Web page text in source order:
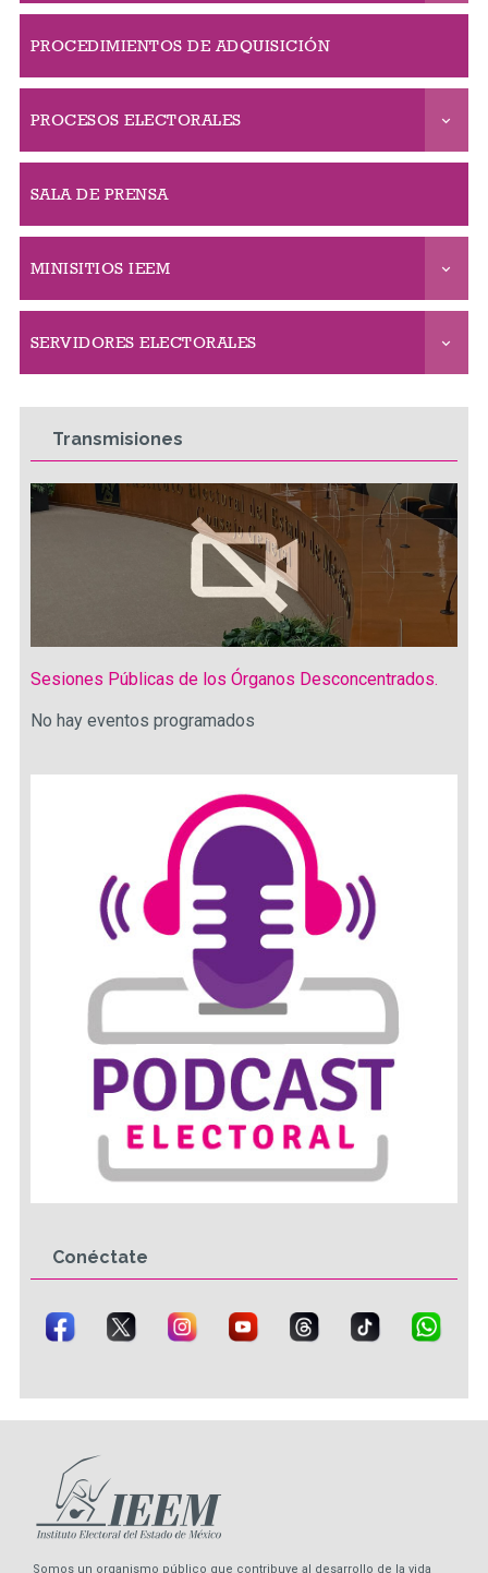
PROCEDIMIENTOS DE ADQUISICIÓN
PROCESOS ELECTORALES
SALA DE PRENSA
MINISITIOS IEEM
SERVIDORES ELECTORALES
Transmisiones
Sesiones Públicas de los Órganos Desconcentrados.
No hay eventos programados
Conéctate
Somos un organismo público que contribuye al desarrollo de la vida